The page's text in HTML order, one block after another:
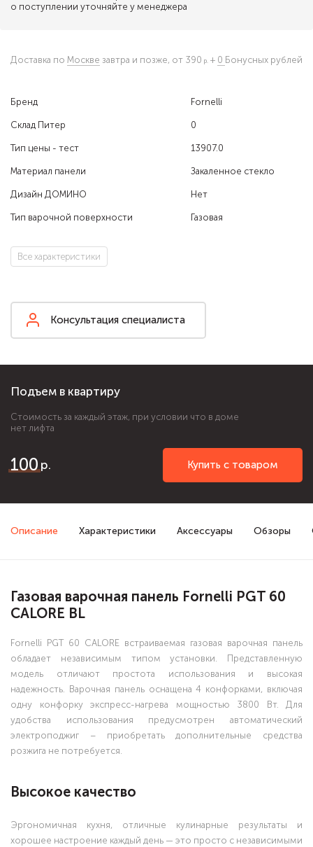
Бренд Fornelli
Склад Питер 0
Тип цены - тест 13907.0
Материал панели Закаленное стекло
Дизайн ДОМИНО Нет
Тип варочной поверхности Газовая
Все характеристики
Консультация специалиста
о поступлении уточняйте у менеджера
Доставка по Москве завтра и позже, от 390 + 0 Бонусных рублей
Подъем в квартиру
Стоимость за каждый этаж, при условии что в доме
нет лифта
100 Купить с товаром
Описание Характеристики Аксессуары Обзоры
Газовая варочная панель Fornelli PGT 60
CALORE BL
Fornelli PGT 60 CALORE встраиваемая газовая варочная панель
обладает независимым типом установки. Представленную
модель отличают простота использования и высокая
надежность. Варочная панель оснащена 4 конфорками, включая
одну конфорку экспресс-нагрева мощностью 3800 Вт. Для
удобства использования предусмотрен автоматический
электроподжиг – приобретать дополнительные средства
розжига не потребуется.
Высокое качество
Эргономичная кухня, отличные кулинарные результаты и
хорошее настроение каждый день — это просто с независимыми